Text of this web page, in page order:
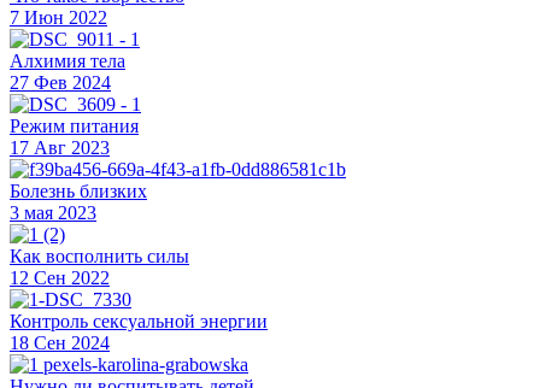
7 Июн 2022
Алхимия тела
27 Фев 2024
Режим питания
17 Авг 2023
Болезнь близких
3 мая 2023
Как восполнить силы
12 Сен 2022
Контроль сексуальной энергии
18 Сен 2024